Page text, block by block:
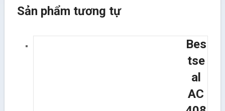
Sản phẩm tương tự
Bes
tse
al
AC